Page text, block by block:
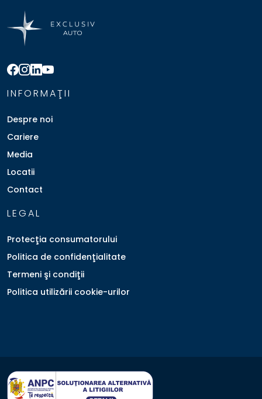
INFORMAŢII
Despre noi
Cariere
Media
Locatii
Contact
LEGAL
Protecţia consumatorului
Politica de confidenţialitate
Termeni şi condiţii
Politica utilizării cookie-urilor